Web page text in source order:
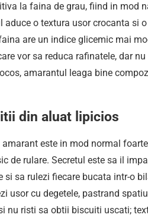
la faina de grau, fiind in mod
o textura usor crocanta si
are un indice glicemic mai
vor sa reduca rafinatele, dar
amarantul leaga bine
din aluat lipicios
este in mod normal
de rulare. Secretul este sa il
sa rulezi fiecare bucata intr-o
usor cu degetele, pastrand
nu risti sa obtii biscuiti uscati;